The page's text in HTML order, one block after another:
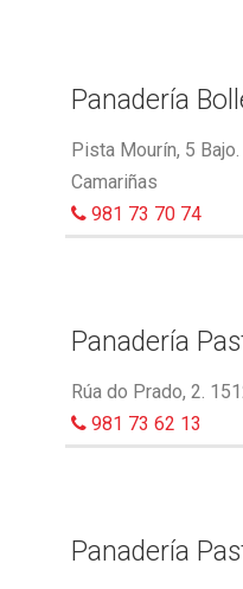
Panadería
Pista Mourín, 5
Camariñas
981 73 70 74
Panadería
Rúa do Prado, 2.
981 73 62 13
Panadería